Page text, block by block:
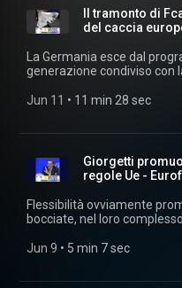
(https://
le piattaforme di streaming. Estratti audio: archivio
Adnkronos. Musiche su
Il tramonto di
del caccia
La Germania esce dal
generazione condiviso con
programma rivale, il Gcap di
(https://
le piattaforme di streaming. Estratti audio: archivio
Adnkronos. Musiche su
Jun 11 • 11 min 28 sec
Giorgetti
regole Ue -
Flessibilità ovviamente
bocciate, nel loro
studi 2025-2026 della
Jun 9 • 5 min 7 sec